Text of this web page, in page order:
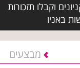
וקבלו תזכורות
באניו
מבצעים